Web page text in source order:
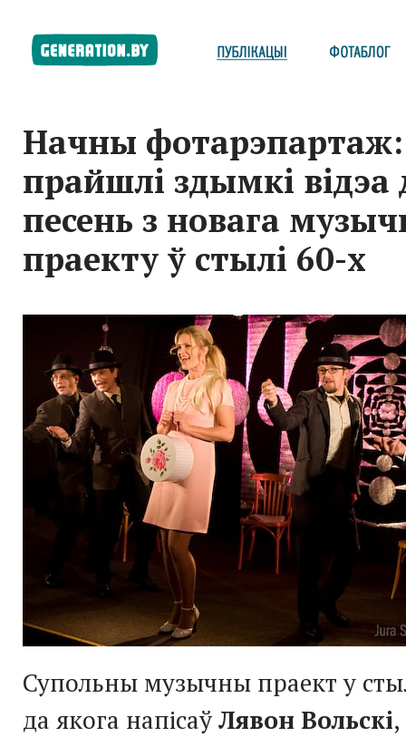
Начны
прайшлі здымкі відэа
песень з новага
праекту ў стылі 60-х
Супольны музычны праект у
да якога напісаўЛявон Вольскі,